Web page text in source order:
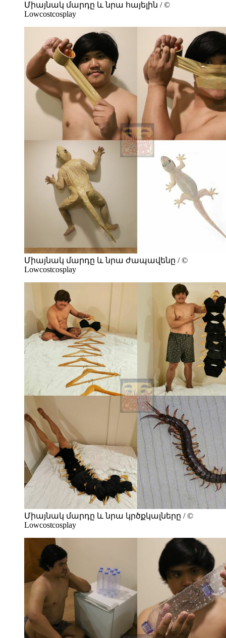
Միայնակ մարդը և նրա հայելին / ©
Lowcostcosplay
Միայնակ մարդը և նրա ժապավենը / ©
Lowcostcosplay
Միայնակ մարդը և նրա կրծքկալները / ©
Lowcostcosplay